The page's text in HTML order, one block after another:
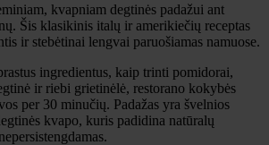
kvapniam degtinės padažui ant
Šis klasikinis italų ir amerikiečių receptas
ir stebėtinai lengvai paruošiamas namuose.
ingredientus, kaip trinti pomidorai,
ir riebi grietinėlė, restorano kokybės
per 30 minučių. Padažas yra švelnios
kvapo, kuris padidina natūralų